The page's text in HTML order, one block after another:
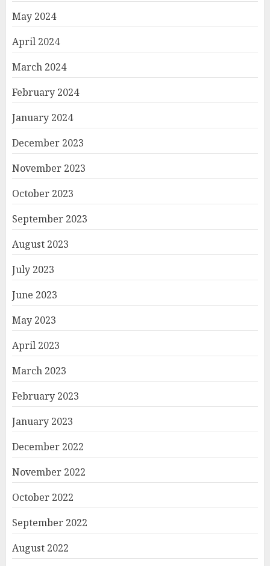
May 2024
April 2024
March 2024
February 2024
January 2024
December 2023
November 2023
October 2023
September 2023
August 2023
July 2023
June 2023
May 2023
April 2023
March 2023
February 2023
January 2023
December 2022
November 2022
October 2022
September 2022
August 2022